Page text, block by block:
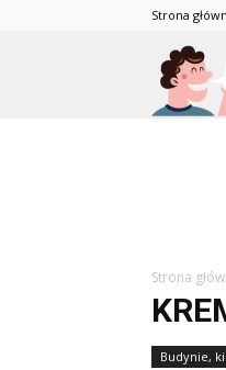
Strona
Strona
Budynie,